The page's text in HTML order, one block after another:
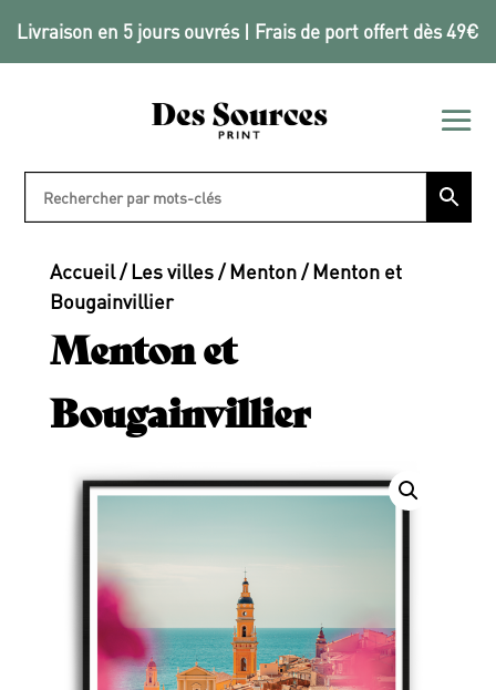
Livraison en 5 jours ouvrés | Frais de port offert dès 49€
Accueil/Les villes/Menton/ Menton et
Bougainvillier
Menton et
Bougainvillier